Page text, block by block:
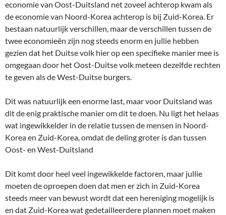
economie van Oost-Duitsland net zoveel achterop kwam als
de economie van Noord-Korea achterop is bij Zuid-Korea. Er
bestaan natuurlijk verschillen, maar de verschillen tussen de
twee economieën zijn nog steeds enorm en jullie hebben
gezien dat het Duitse volk hier op een specifieke manier mee is
omgegaan door het Oost-Duitse volk meteen dezelfde rechten
te geven als de West-Duitse burgers.
Dit was natuurlijk een enorme last, maar voor Duitsland was
dit de enig praktische manier om dit te doen. Nu ligt het helaas
wat ingewikkelder in de relatie tussen de mensen in Noord-
Korea en Zuid-Korea, omdat de deling groter is dan tussen
Oost- en West-Duitsland
Dit komt door heel veel ingewikkelde factoren, maar jullie
moeten de oproepen doen dat men er zich in Zuid-Korea
steeds meer van bewust wordt dat een hereniging mogelijk is
en dat Zuid-Korea wat gedetailleerdere plannen moet maken